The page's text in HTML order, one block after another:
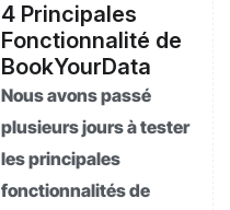
4 Principales
Fonctionnalité de
BookYourData
Nous avons passé
plusieurs jours à tester
les principales
fonctionnalités de